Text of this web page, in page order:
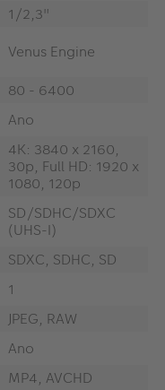
‎1/2,3"
‎Venus Engine
80 - 6400
Ano
‎4K: 3840 x 2160,
30p, Full HD: 1920 x
1080, 120p
‎SD/SDHC/SDXC
(UHS-I)
SDXC, SDHC, SD
‎1
JPEG, RAW
Ano
‎MP4, AVCHD